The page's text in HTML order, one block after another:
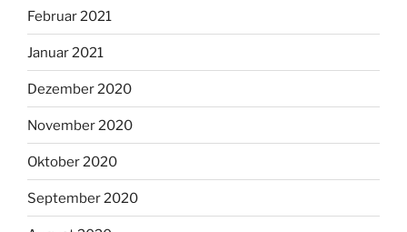
Februar 2021
Januar 2021
Dezember 2020
November 2020
Oktober 2020
September 2020